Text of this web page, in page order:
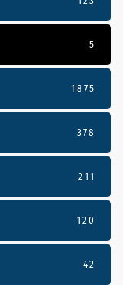
5
1875
378
211
120
42